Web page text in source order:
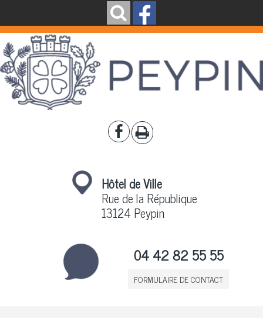
Hôtel de Ville
Rue de la République
13124 Peypin
04 42 82 55 55
FORMULAIRE DE CONTACT